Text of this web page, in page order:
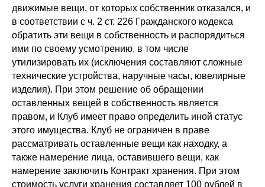
движимые вещи, от которых собственник отказался, и
в соответствии с ч. 2 ст. 226 Гражданского кодекса
обратить эти вещи в собственность и распорядиться
ими по своему усмотрению, в том числе
утилизировать их (исключения составляют сложные
технические устройства, наручные часы, ювелирные
изделия). При этом решение об обращении
оставленных вещей в собственность является
правом, и Клуб имеет право определить иной статус
этого имущества. Клуб не ограничен в праве
рассматривать оставленные вещи как находку, а
также намерение лица, оставившего вещи, как
намерение заключить Контракт хранения. При этом
стоимость услуги хранения составляет 100 рублей в